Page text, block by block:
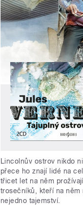
Lincolnův ostrov nikdo
přece ho znají lidé na
třicet let na něm
trosečníků, kteří na něm
nejedno tajemství.